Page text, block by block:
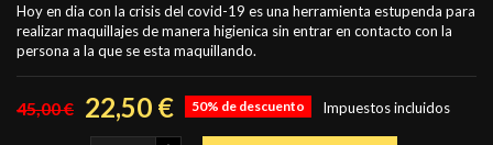
Hoy en dia con la crisis del covid-19 es una herramienta estupenda para
realizar maquillajes de manera higienica sin entrar en contacto con la
persona a la que se esta maquillando.
45,00 € 22,50 € 50% de descuento Impuestos incluidos